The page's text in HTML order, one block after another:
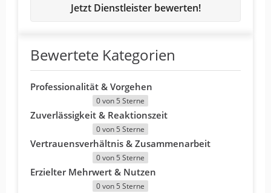
Bewertete Kategorien
Professionalität & Vorgehen
0 von 5 Sterne
Zuverlässigkeit & Reaktionszeit
0 von 5 Sterne
Vertrauensverhältnis & Zusammenarbeit
0 von 5 Sterne
Erzielter Mehrwert & Nutzen
0 von 5 Sterne
Jetzt Dienstleister bewerten!